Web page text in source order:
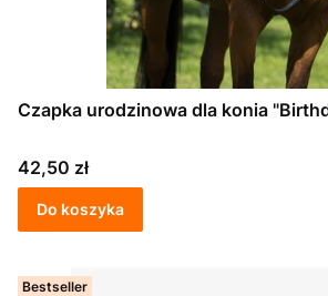
Czapka urodzinowa dla konia
Cena
42,50 zł
Do koszyka
Bestseller